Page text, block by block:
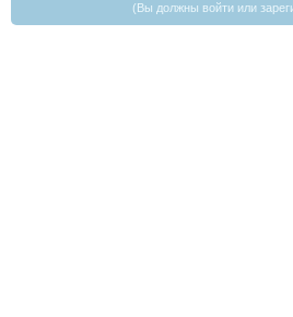
(Вы должны войти или